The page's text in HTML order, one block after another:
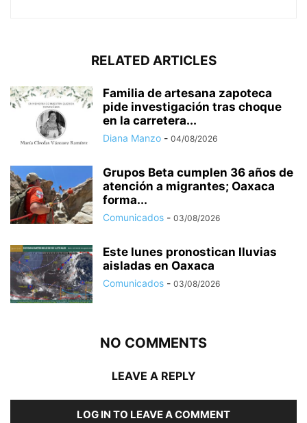
RELATED ARTICLES
Familia de artesana zapoteca
pide investigación tras choque
en la carretera...
Diana Manzo - 04/08/2026
Grupos Beta cumplen 36 años de
atención a migrantes; Oaxaca
forma...
Comunicados - 03/08/2026
Este lunes pronostican lluvias
aisladas en Oaxaca
Comunicados - 03/08/2026
NO COMMENTS
LEAVE A REPLY
LOG IN TO LEAVE A COMMENT